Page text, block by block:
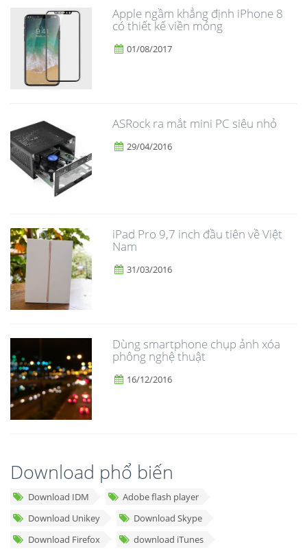
Apple ngầm khẳng định iPhone 8
có thiết kế viền mỏng
01/08/2017
ASRock ra mắt mini PC siêu nhỏ
29/04/2016
iPad Pro 9,7 inch đầu tiên về Việt
Nam
31/03/2016
Dùng smartphone chụp ảnh xóa
phông nghệ thuật
16/12/2016
Download phổ biến
Download IDM
Adobe flash player
Download Unikey
Download Skype
Download Firefox
download iTunes